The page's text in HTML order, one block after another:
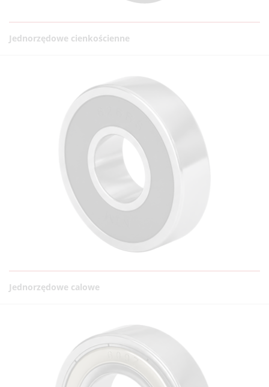
Jednorzędowe cienkościenne
Jednorzędowe calowe